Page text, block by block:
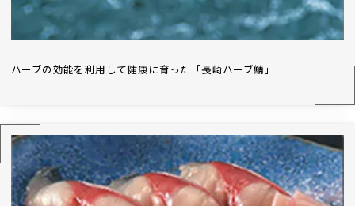
ハーブの効能を利用して健康に育った「長崎ハーブ鯖」